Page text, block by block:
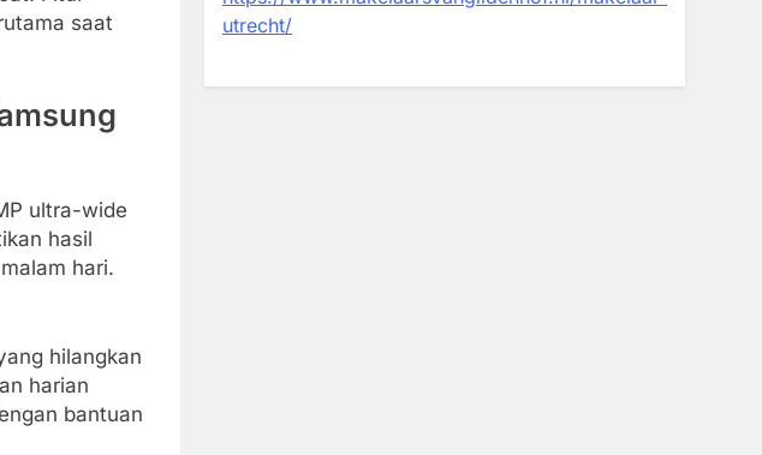
saat
ultra-wide
hasil
hari.
hilangkan
harian
bantuan
utrecht/